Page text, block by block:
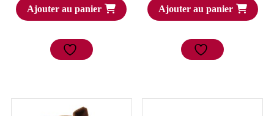
Ajouter au panier Ajouter au panier